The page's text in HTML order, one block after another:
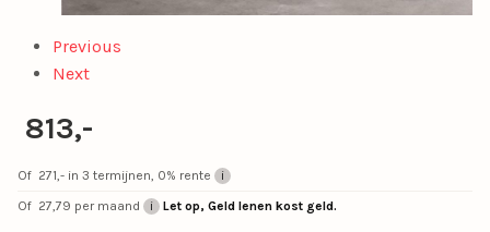
Previous
Next
813,-
Of 271,- in 3 termijnen, 0% rente
Of 27,79 per maand Let op, Geld lenen kost geld.